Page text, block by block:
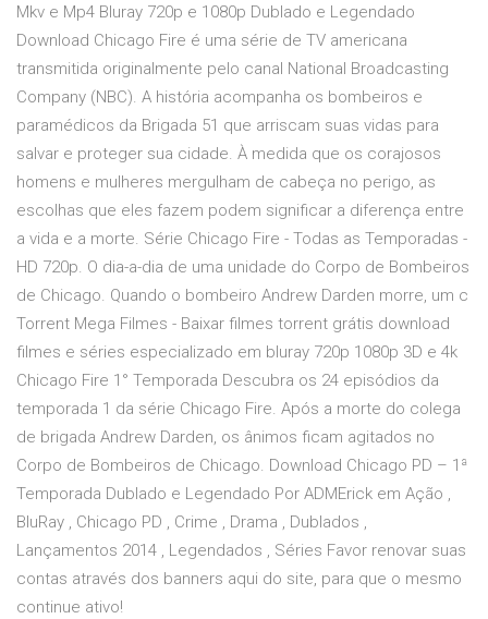
Mkv e Mp4 Bluray 720p e 1080p Dublado e Legendado
Download Chicago Fire é uma série de TV americana
transmitida originalmente pelo canal National Broadcasting
Company (NBC). A história acompanha os bombeiros e
paramédicos da Brigada 51 que arriscam suas vidas para
salvar e proteger sua cidade. À medida que os corajosos
homens e mulheres mergulham de cabeça no perigo, as
escolhas que eles fazem podem significar a diferença entre
a vida e a morte. Série Chicago Fire - Todas as Temporadas -
HD 720p. O dia-a-dia de uma unidade do Corpo de Bombeiros
de Chicago. Quando o bombeiro Andrew Darden morre, um c
Torrent Mega Filmes - Baixar filmes torrent grátis download
filmes e séries especializado em bluray 720p 1080p 3D e 4k
Chicago Fire 1° Temporada Descubra os 24 episódios da
temporada 1 da série Chicago Fire. Após a morte do colega
de brigada Andrew Darden, os ânimos ficam agitados no
Corpo de Bombeiros de Chicago. Download Chicago PD – 1ª
Temporada Dublado e Legendado Por ADMErick em Ação ,
BluRay , Chicago PD , Crime , Drama , Dublados ,
Lançamentos 2014 , Legendados , Séries Favor renovar suas
contas através dos banners aqui do site, para que o mesmo
continue ativo!